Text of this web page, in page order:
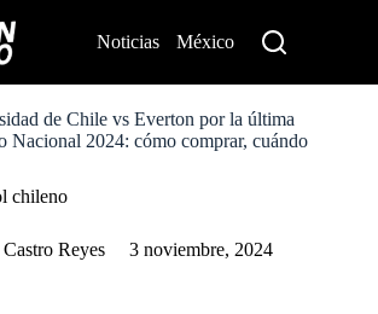
Noticias México
de Chile vs Everton por la última
Nacional 2024: cómo comprar, cuándo
chileno
Reyes 3 noviembre, 2024